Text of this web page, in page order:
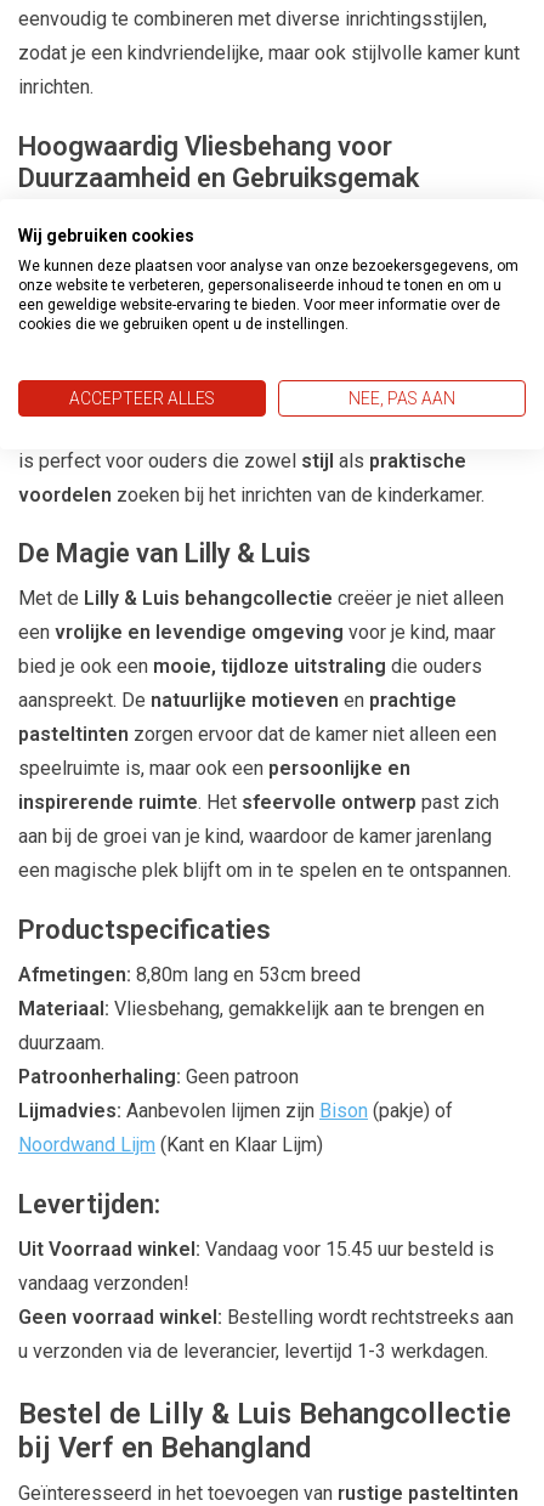
eenvoudig te combineren met diverse inrichtingsstijlen,
zodat je een kindvriendelijke, maar ook stijlvolle kamer kunt
inrichten.
Hoogwaardig Vliesbehang voor
Duurzaamheid en Gebruiksgemak
vliesbehang
, wat niet alleen duurzaam is, maar ook
gebruiksvriendelijk. Hetrobuuste materiaalzorgt ervoor
dat het behang lang mooi blijft, zelfs in een drukbezochte
aan te brengen, wat het ideaal maakt voor zowel
is perfect voor ouders die zowel stijl als praktische
voordelen zoeken bij het inrichten van de kinderkamer.
De Magie van Lilly & Luis
Met de Lilly & Luis behangcollectie creëer je niet alleen
een vrolijke en levendige omgeving voor je kind, maar
bied je ook een mooie, tijdloze uitstraling die ouders
aanspreekt. De natuurlijke motieven en prachtige
pasteltinten zorgen ervoor dat de kamer niet alleen een
speelruimte is, maar ook een persoonlijke en
inspirerende ruimte. Het sfeervolle ontwerp past zich
aan bij de groei van je kind, waardoor de kamer jarenlang
een magische plek blijft om in te spelen en te ontspannen.
Productspecificaties
Afmetingen: 8,80m lang en 53cm breed
Materiaal: Vliesbehang, gemakkelijk aan te brengen en
duurzaam.
Patroonherhaling: Geen patroon
Lijmadvies: Aanbevolen lijmen zijn Bison (pakje) of
Noordwand Lijm (Kant en Klaar Lijm)
Levertijden:
Uit Voorraad winkel: Vandaag voor 15.45 uur besteld is
vandaag verzonden!
Geen voorraad winkel: Bestelling wordt rechtstreeks aan
u verzonden via de leverancier, levertijd 1-3 werkdagen.
Bestel de Lilly & Luis Behangcollectie
bij Verf en Behangland
Geïnteresseerd in het toevoegen van rustige pasteltinten
Wij gebruiken cookies
We kunnen deze plaatsen voor analyse van onze bezoekersgegevens, om
onze website te verbeteren, gepersonaliseerde inhoud te tonen en om u
een geweldige website-ervaring te bieden. Voor meer informatie over de
cookies die we gebruiken opent u de instellingen.
ACCEPTEER ALLES NEE, PAS AAN